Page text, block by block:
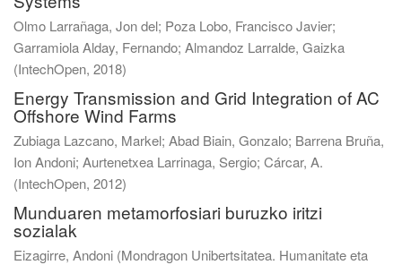
Olmo Larrañaga, Jon del; Poza Lobo, Francisco Javier;
Garramiola Alday, Fernando; Almandoz Larralde, Gaizka
(IntechOpen, 2018)
Energy Transmission and Grid Integration of AC
Offshore Wind Farms
Zubiaga Lazcano, Markel; Abad Biain, Gonzalo; Barrena Bruña,
Ion Andoni; Aurtenetxea Larrinaga, Sergio; Cárcar, A.
(IntechOpen, 2012)
Munduaren metamorfosiari buruzko iritzi
sozialak
Eizagirre, Andoni (Mondragon Unibertsitatea. Humanitate eta